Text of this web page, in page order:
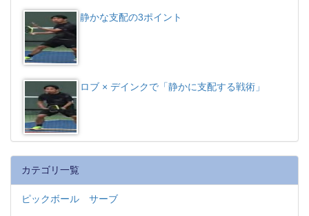
静かな支配の3ポイント
ロブ × デインクで「静かに支配する戦術」
カテゴリ一覧
ピックボール サーブ